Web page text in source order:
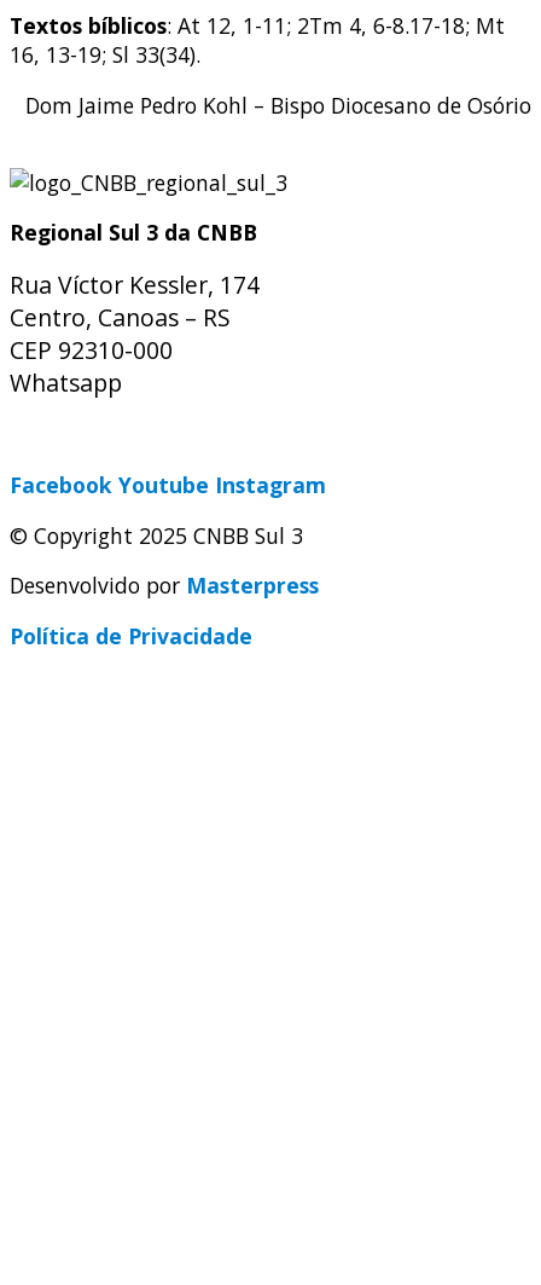
Textos bíblicos: At 12, 1-11; 2Tm 4, 6-8.17-18; Mt
16, 13-19; Sl 33(34).
Dom Jaime Pedro Kohl – Bispo Diocesano de Osório
Regional Sul 3 da CNBB
Rua Víctor Kessler, 174
Centro, Canoas – RS
CEP 92310-000
Whatsapp
Facebook Youtube Instagram
© Copyright 2025 CNBB Sul 3
Desenvolvido por Masterpress
Política de Privacidade